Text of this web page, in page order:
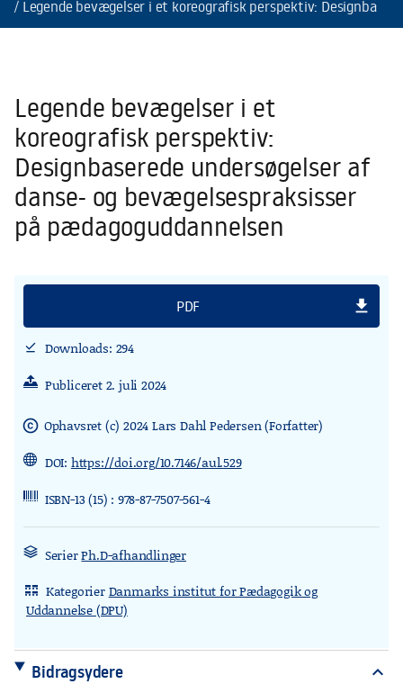
Legende bevægelser i et koreografisk perspektiv:
Legende bevægelser i et
koreografisk perspektiv:
Designbaserede undersøgelser af
danse- og bevægelsespraksisser
på pædagoguddannelsen
PDF file_download
download_done
Downloads: 294
Publiceret 2. juli 2024
copyright Ophavsret (c) 2024 Lars Dahl Pedersen (Forfatter)
DOI: https://doi.org/10.7146/aul.529
ISBN-13 (15) : 978-87-7507-561-4
SerierPh.D-afhandlinger
rdl_stand_desk KategorierDanmarks institut for Pædagogik og
Uddannelse (DPU)
Bidragsydere expand_more